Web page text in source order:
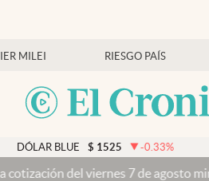
MILEI RIESGO PAÍS
BLUE $ 1525 -0.33%
viernes 7 de agosto minuto a minuto